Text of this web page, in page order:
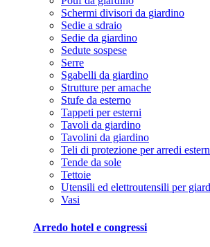
Schermi divisori da giardino
Sedie a sdraio
Sedie da giardino
Sedute sospese
Serre
Sgabelli da giardino
Strutture per amache
Stufe da esterno
Tappeti per esterni
Tavoli da giardino
Tavolini da giardino
Teli di protezione per arredi
Tende da sole
Tettoie
Utensili ed elettroutensili per
Vasi
Arredo hotel e congressi